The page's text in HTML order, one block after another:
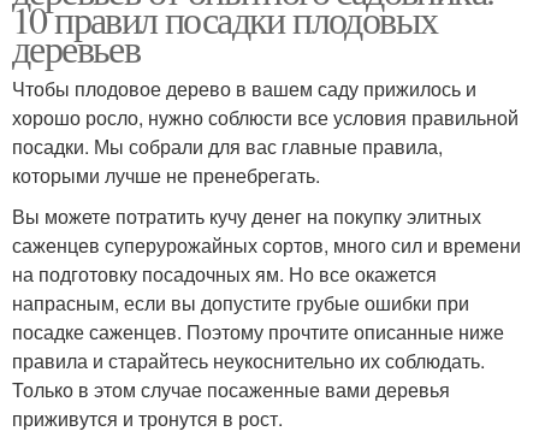
10 правил посадки плодовых
деревьев
Чтобы плодовое дерево в вашем саду прижилось и
хорошо росло, нужно соблюсти все условия правильной
посадки. Мы собрали для вас главные правила,
которыми лучше не пренебрегать.
Вы можете потратить кучу денег на покупку элитных
саженцев суперурожайных сортов, много сил и времени
на подготовку посадочных ям. Но все окажется
напрасным, если вы допустите грубые ошибки при
посадке саженцев. Поэтому прочтите описанные ниже
правила и старайтесь неукоснительно их соблюдать.
Только в этом случае посаженные вами деревья
приживутся и тронутся в рост.